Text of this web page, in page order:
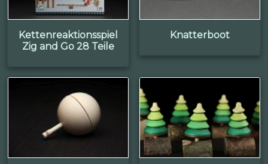
Kettenreaktionsspiel
Zig and Go 28 Teile
Knatterboot